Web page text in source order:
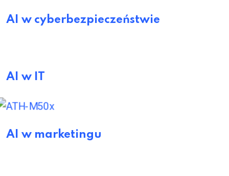
AI w cyberbezpieczeństwie
AI w IT
AI w marketingu